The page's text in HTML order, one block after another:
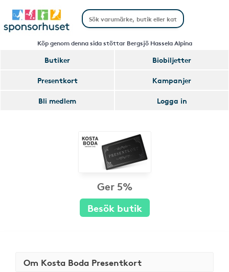
Köp genom denna sida stöttar Bergsjö Hassela Alpina
Butiker
Biobiljetter
Presentkort
Kampanjer
Bli medlem
Logga in
Ger 5%
Besök butik
Om Kosta Boda Presentkort